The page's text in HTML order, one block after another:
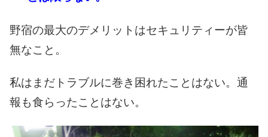
野宿の最大のデメリットはセキュリティーが皆
無なこと。
私はまだトラブルに巻き 困れたことはない。通
報も食らったことはない。